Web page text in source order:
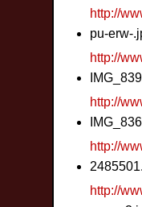
http://
pu-erw-
http://
http://
http://
http://